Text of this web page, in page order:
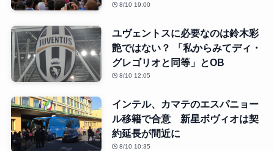
8/10 19:00
ユヴェントスに必要なのは鈴木彩
艶ではない？ 「私からみてディ・
グレゴリオと同等」とOB
8/10 12:05
インテル、カマテのエスパニョー
ル移籍で合意 新星ボヴィオは契
約延長が間近に
8/10 10:35